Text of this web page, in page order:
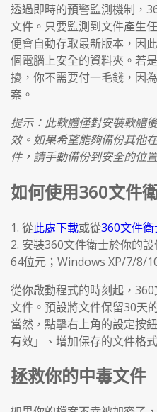
透過即時的預警監測機制，
文件。只要監測到文件產生
便會自動存取最新版本，因
個電腦上安全的資料夾。若
擾，你不需要付一毛錢，因
案。
提示：此軟體僅對安裝軟體
效。如果希望能夠備份其他
件，請手動備份到安全的位
如何使用360文件
1. 從此處下載或從360文件
2. 安裝360文件衛士於你的
64位元；Windows XP/7/8/
從你啟動程式的時刻起，
文件。預設將文件保留30天
當然，點擊右上角的設定按
有效」、增加保存的文件格
拯救你的中毒文件